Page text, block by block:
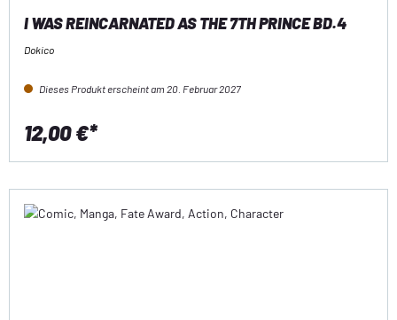
I WAS REINCARNATED AS THE 7TH PRINCE BD.4
Dokico
Dieses Produkt erscheint am 20. Februar 2027
12,00 €*